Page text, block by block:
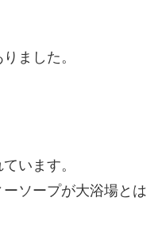
ました。
います。
ソープが大浴場とは